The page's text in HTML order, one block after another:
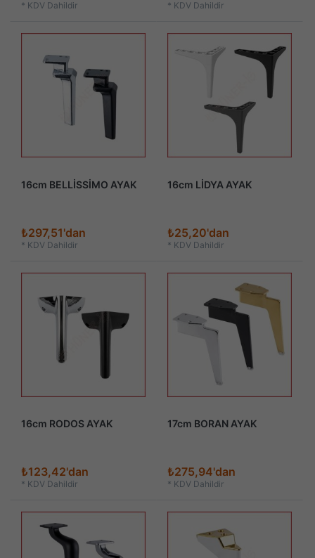
* KDV Dahildir * KDV Dahildir
16cm BELLİSSİMO AYAK
₺297,51'dan
* KDV Dahildir
16cm LİDYA AYAK
₺25,20'dan
* KDV Dahildir
16cm RODOS AYAK
₺123,42'dan
* KDV Dahildir
17cm BORAN AYAK
₺275,94'dan
* KDV Dahildir